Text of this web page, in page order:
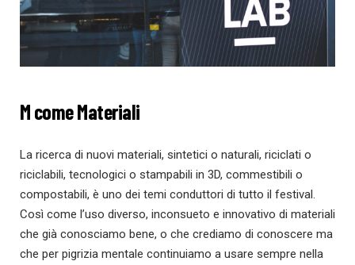
M come Materiali
La ricerca di nuovi materiali, sintetici o naturali, riciclati o
riciclabili, tecnologici o stampabili in 3D, commestibili o
compostabili, è uno dei temi conduttori di tutto il festival.
Così come l’uso diverso, inconsueto e innovativo di materiali
che già conosciamo bene, o che crediamo di conoscere ma
che per pigrizia mentale continuiamo a usare sempre nella